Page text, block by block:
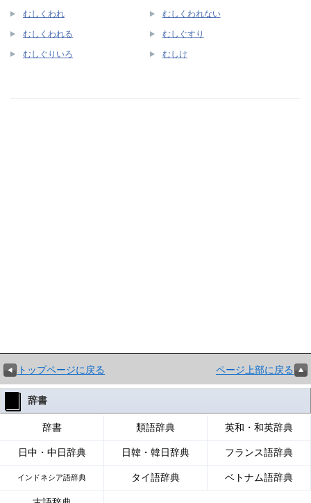
むしくわれ むしくわれない
むしくわれる むしぐすり
むしぐりいろ むしけ
トップページに戻る ページ上部に戻る
辞書
辞書 類語辞典 英和・和英辞典
日中・中日辞典 日韓・韓日辞典 フランス語辞典
インドネシア語辞典 タイ語辞典 ベトナム語辞典